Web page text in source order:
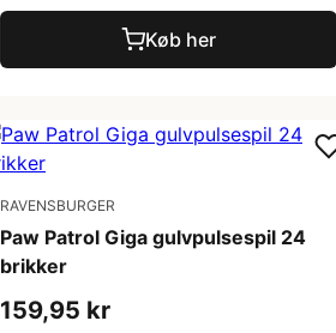
Køb her
RAVENSBURGER
Paw Patrol Giga gulvpulsespil 24
brikker
159,95 kr